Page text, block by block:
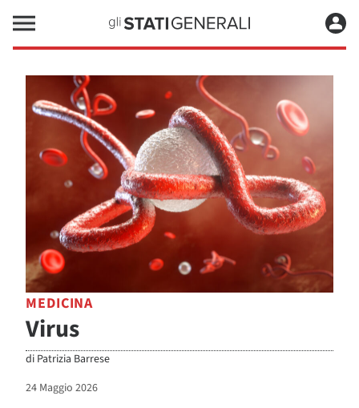
MEDICINA
Virus
di Patrizia Barrese
24 Maggio 2026